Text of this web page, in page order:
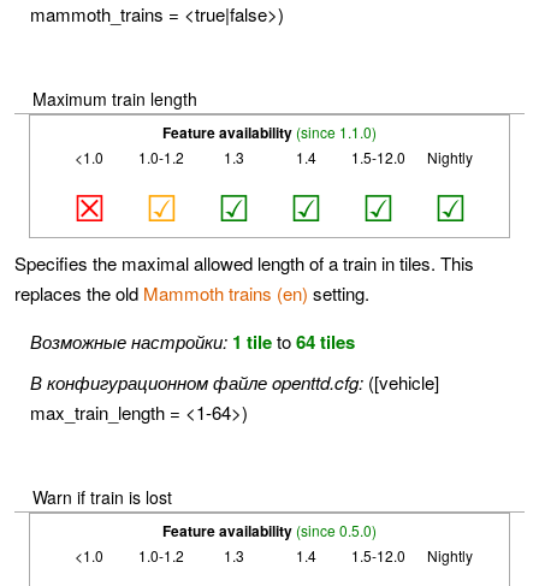
mammoth_trains = <true|false>)
Maximum train length
Feature availability (since 1.1.0)
<1.0
☒
1.0-1.2
☑
1.3
☑
1.4
☑
1.5-12.0
☑
Nightly
☑
Specifies the maximal allowed length of a train in tiles. This
replaces the old Mammoth trains (en) setting.
Возможные настройки: 1 tileto64 tiles
В конфигурационном файле openttd.cfg: ([vehicle]
max_train_length = <1-64>)
Warn if train is lost
Feature availability (since 0.5.0)
<1.0
1.0-1.2 1.3 1.4 1.5-12.0 Nightly